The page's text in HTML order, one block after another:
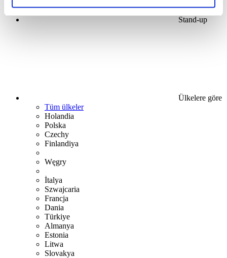
Stand-up
Ülkelere göre
Tüm ülkeler
Holandia
Polska
Czechy
Finlandiya
Węgry
İtalya
Szwajcaria
Francja
Dania
Türkiye
Almanya
Estonia
Litwa
Slovakya